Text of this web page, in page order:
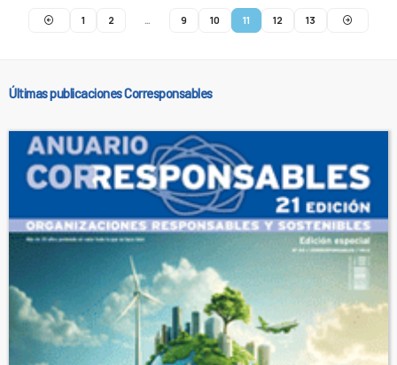
1 2 … 9 10 11 12 13
Últimas publicaciones Corresponsables